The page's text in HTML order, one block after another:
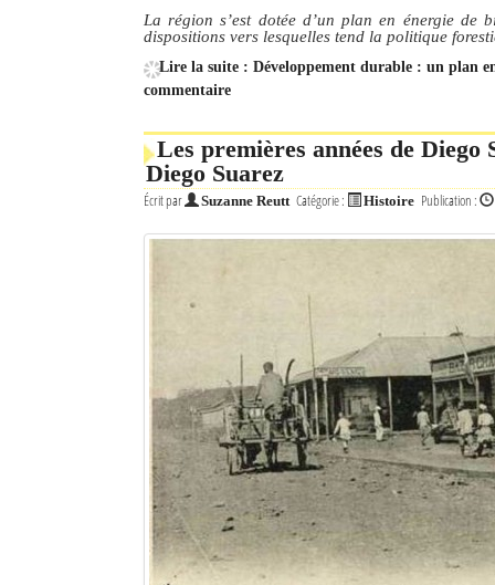
La région s’est dotée d’un plan en énergie de
dispositions vers lesquelles tend la politique
Lire la suite : Développement durable : un plan
commentaire
Les premières années de
Diego Suarez
Écrit par Suzanne Reutt Catégorie : Histoire Publication :